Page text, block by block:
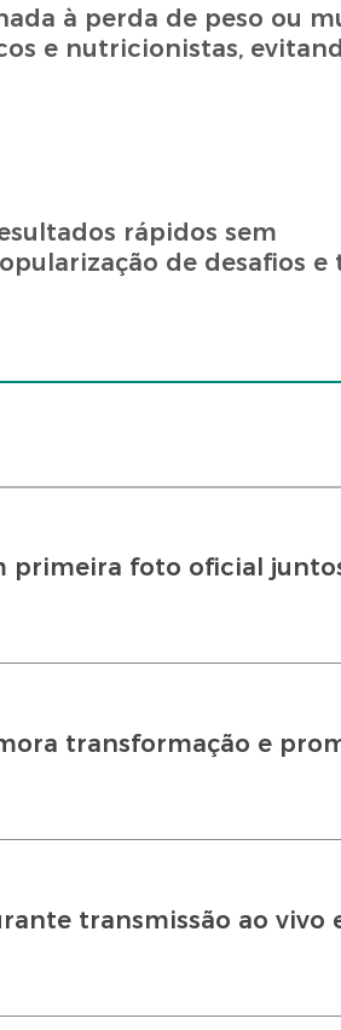
à perda de peso ou
e nutricionistas,
rápidos sem
de desafios e
primeira foto oficial
transformação e
transmissão ao vivo